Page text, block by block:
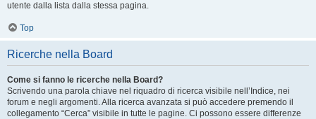
utente dalla lista dalla stessa pagina.
Top
Ricerche nella Board
Come si fanno le ricerche nella Board?
Scrivendo una parola chiave nel riquadro di ricerca visibile nell’Indice, nei
forum e negli argomenti. Alla ricerca avanzata si può accedere premendo il
collegamento “Cerca” visibile in tutte le pagine. Ci possono essere differenze